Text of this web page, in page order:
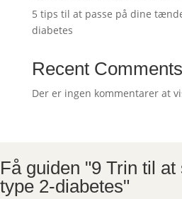
5 tips til at passe på dine
diabetes
Recent Comments
Der er ingen kommentarer at
Få guiden "9 Trin til
type 2-diabetes"